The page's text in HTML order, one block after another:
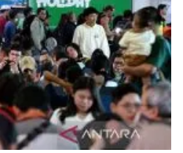
tiket transportasi